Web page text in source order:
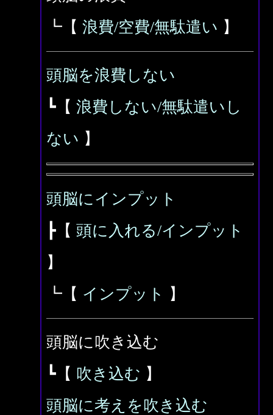
┗【 浪費/空費/無駄遣い 】
頭脳を浪費しない
┗【 浪費しない/無駄遣いし
ない 】
頭脳にインプット
┣【 頭に入れる/インプット
】
┗【 インプット 】
頭脳に吹き込む
┗【 吹き込む 】
頭脳に考えを吹き込む